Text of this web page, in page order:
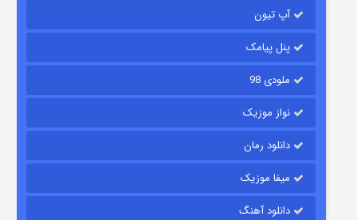
آپ تیون
پنل پیامک
ملودی 98
نواز موزیک
دانلود رمان
میفا موزیک
دانلود آهنگ